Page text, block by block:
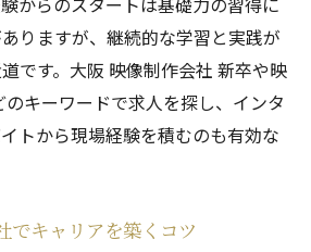
りますが、継続的な学習と実践が
です。大阪 映像制作会社 新卒や映
キーワードで求人を探し、インタ
トから現場経験を積むのも有効な
でキャリアを築くコツ